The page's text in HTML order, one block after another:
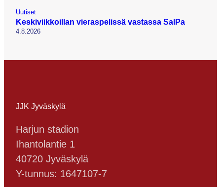
Uutiset
Keskiviikkoillan vieraspelissä vastassa SalPa
4.8.2026
JJK Jyväskylä
Harjun stadion
Ihantolantie 1
40720 Jyväskylä
Y-tunnus: 1647107-7